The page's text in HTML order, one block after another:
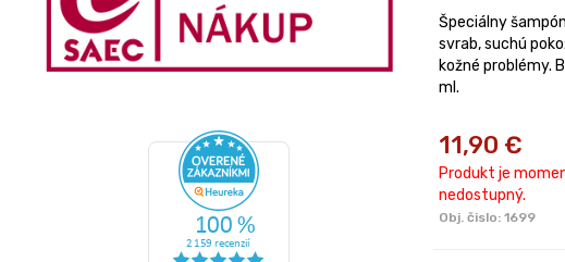
Špeciálny
svrab, suchú
kožné problémy.
ml.
11,90 €
Produkt je
nedostupný.
Obj. čislo: 1699